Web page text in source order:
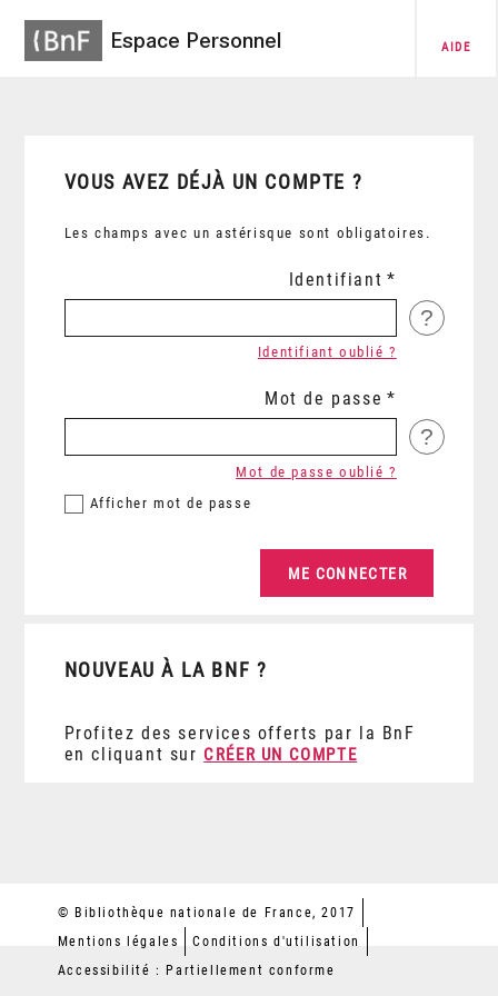
Espace Personnel AIDE
VOUS AVEZ DÉJÀ UN COMPTE ?
Les champs avec un astérisque sont obligatoires.
Identifiant
?
Identifiant oublié ?
Mot de passe
?
Afficher mot de passe
Mot de passe oublié ?
NOUVEAU À LA BNF ?
Profitez des services offerts par la BnF
en cliquant sur CRÉER UN COMPTE
© Bibliothèque nationale de France, 2017
Mentions légales
Conditions d'utilisation
Accessibilité : Partiellement conforme